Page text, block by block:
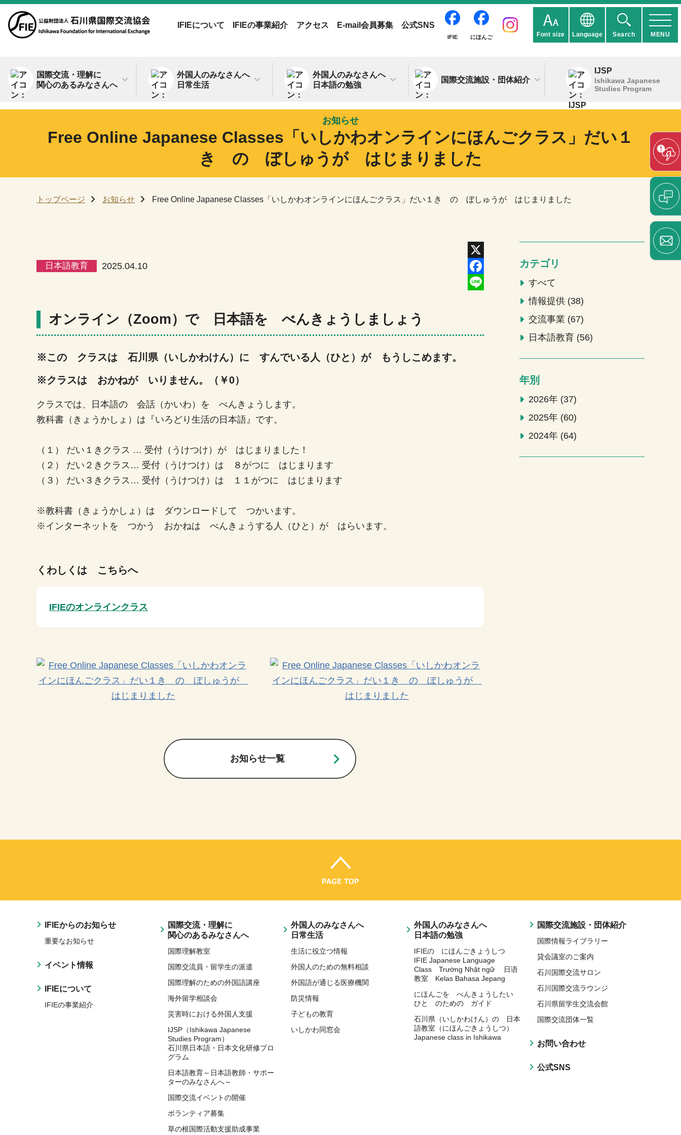
IFIEについて IFIEの事業紹介 アクセス E-mail会員募集 公式SNS
IFIE にほんご Font size Language Search MENU
国際交流・理解に
関心のあるみなさんへ
外国人のみなさんへ
日常生活
外国人のみなさんへ
日本語の勉強
国際交流施設・団体紹介
IJSP
Ishikawa Japanese
Studies Program
お知らせ
Free Online Japanese Classes「いしかわオンラインにほんごクラス」だい１
き の ぼしゅうが はじまりました
トップページ お知らせ Free Online Japanese Classes「いしかわオンラインにほんごクラス」だい１き の ぼしゅうが はじまりました
日本語教育 2025.04.10
X
Facebook
オンライン（Zoom）で 日本語を べんきょうしましょう
※この クラスは 石川県（いしかわけん）に すんでいる人（ひと）が もうしこめます。
※クラスは おかねが いりません。（￥0）
クラスでは、日本語の 会話（かいわ）を べんきょうします。
教科書（きょうかしょ）は『いろどり生活の日本語』です。
（１） だい１きクラス … 受付（うけつけ）が はじまりました！
（２） だい２きクラス… 受付（うけつけ）は ８がつに はじまります
（３） だい３きクラス… 受付（うけつけ）は １１がつに はじまります
※教科書（きょうかしょ）は ダウンロードして つかいます。
※インターネットを つかう おかねは べんきょうする人（ひと）が はらいます。
くわしくは こちらへ
IFIEのオンラインクラス
お知らせ一覧
カテゴリ
すべて
情報提供 38
交流事業 67
日本語教育 56
年別
2026年 37
2025年 60
2024年 64
IFIEからのお知らせ
重要なお知らせ
イベント情報
IFIEについて
IFIEの事業紹介
国際交流・理解に
関心のあるみなさんへ
国際理解教室
国際交流員・留学生の派遣
国際理解のための外国語講座
海外留学相談会
災害時における外国人支援
IJSP（Ishikawa Japanese
Studies Program）
石川県日本語・日本文化研修プロ
グラム
日本語教育～日本語教師・サポー
ターのみなさんへ～
国際交流イベントの開催
ボランティア募集
草の根国際活動支援助成事業
外国人のみなさんへ
日常生活
生活に役立つ情報
外国人のための無料相談
外国語が通じる医療機関
防災情報
子どもの教育
いしかわ同窓会
外国人のみなさんへ
日本語の勉強
IFIEの にほんごきょうしつ
IFIE Japanese Language
Class Trường Nhật ngữ 日语
教室 Kelas Bahasa Jepang
にほんごを べんきょうしたい
ひと のための ガイド
石川県（いしかわけん）の 日本
語教室（にほんごきょうしつ）
Japanese class in Ishikawa
国際交流施設・団体紹介
国際情報ライブラリー
貸会議室のご案内
石川国際交流サロン
石川国際交流ラウンジ
石川県留学生交流会館
国際交流団体一覧
お問い合わせ
公式SNS